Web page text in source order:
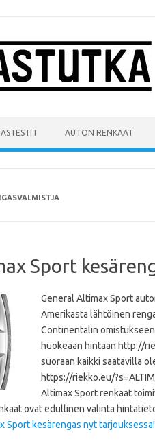
AUTON RENKAAT
Sport
General Altimax Sport
Amerikasta lähtöinen
Continentalin
huokeaan hintaan http://
suoraan kaikki saatavilla
https://riekko.eu/
Altimax Sport renkaat
ovat edullinen valinta
Sport kesärengas nyt